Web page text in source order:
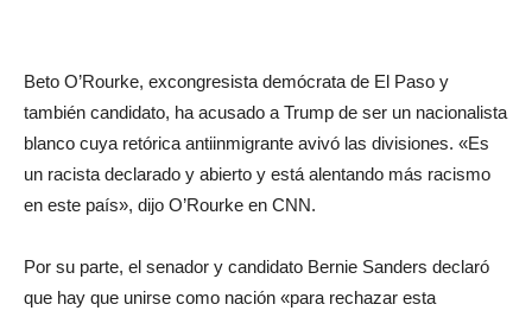
Beto O’Rourke, excongresista demócrata de El Paso y
también candidato, ha acusado a Trump de ser un nacionalista
blanco cuya retórica antiinmigrante avivó las divisiones. «Es
un racista declarado y abierto y está alentando más racismo
en este país», dijo O’Rourke en CNN.
Por su parte, el senador y candidato Bernie Sanders declaró
que hay que unirse como nación «para rechazar esta